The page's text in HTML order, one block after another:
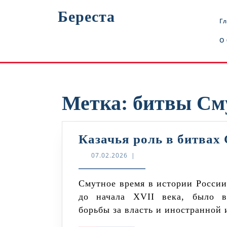
Береста
О
Метка: битвы
Казачья роль в битвах
07.02.2026 07.02.2026
|
Смутное время в истории России, охватывающее период с конца XVI века
до начала XVII века, было
борьбы за власть и